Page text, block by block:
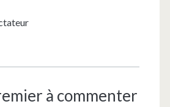
à commenter